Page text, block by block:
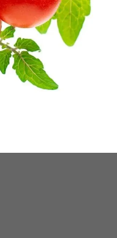
Derecho de
Devoluciones